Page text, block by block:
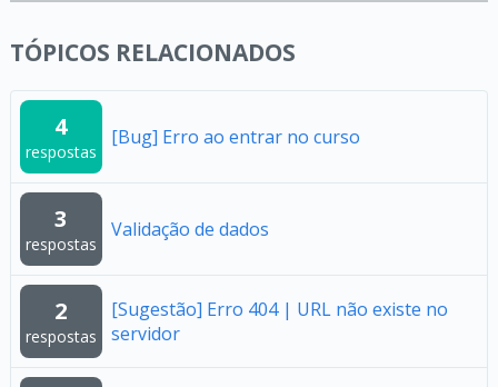
TÓPICOS RELACIONADOS
4
respostas
[Bug] Erro ao entrar no curso
3
respostas
Validação de dados
2
respostas
[Sugestão] Erro 404 | URL não existe no
servidor